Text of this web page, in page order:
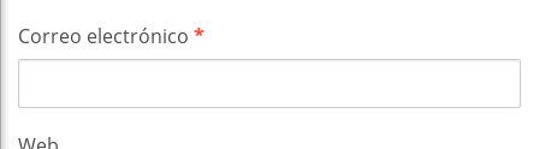
Correo electrónico *